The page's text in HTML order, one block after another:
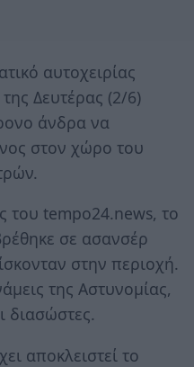
αυτοχειρίας
Δευτέρας (2/6)
άνδρα να
στον χώρο του
του tempo24.news, το
σε ασανσέρ
στην περιοχή.
της Αστυνομίας,
διασώστες.
αποκλειστεί το